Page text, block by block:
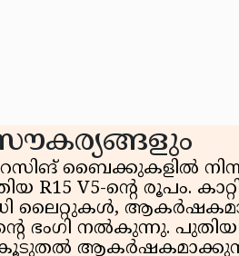
ബൈക്കുകളിൽ
R15 V5-ന്റെ രൂപം.
ലൈറ്റുകൾ,
ഭംഗി നൽകുന്നു. പുതിയ
കൂടുതൽ